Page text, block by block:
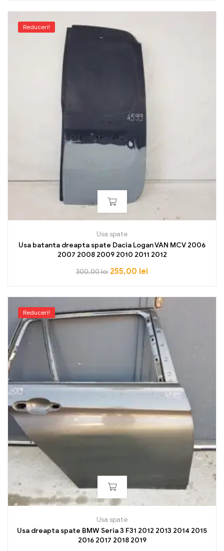
Reduceri!
Usa spate
Usa batanta dreapta spate Dacia Logan VAN MCV 2006
2007 2008 2009 2010 2011 2012
300,00lei 255,00 lei
Reduceri!
Usa spate
Usa dreapta spate BMW Seria 3 F31 2012 2013 2014 2015
2016 2017 2018 2019